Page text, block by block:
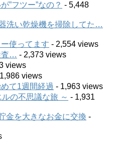
”フツー”なの？ - 5,448
洗い乾燥機を掃除してた…
使ってます - 2,554 views
査… - 2,373 views
views
views
て1週間経過 - 1,963 views
の不思議な旅 ～ - 1,931
金を大きなお金に交換 -